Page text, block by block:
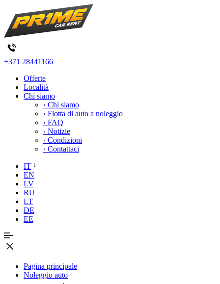
+371 28441166
Offerte
Località
Chi siamo
› Chi siamo
› Flotta di auto a noleggio
› FAQ
› Notizie
› Condizioni
› Contattaci
IT
EN
LV
RU
LT
DE
EE
Pagina principale
Noleggio auto